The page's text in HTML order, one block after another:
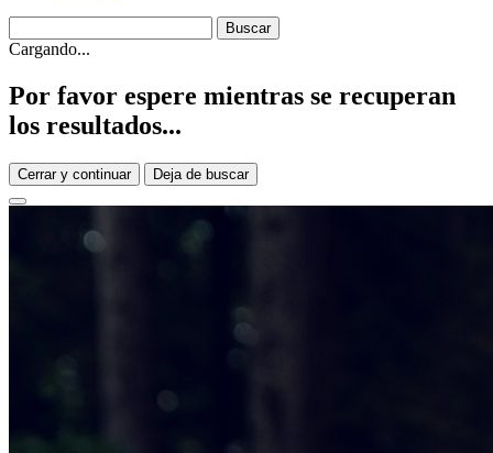
Cargando...
Por favor espere mientras se recuperan
los resultados...
Cerrar y continuar Deja de buscar